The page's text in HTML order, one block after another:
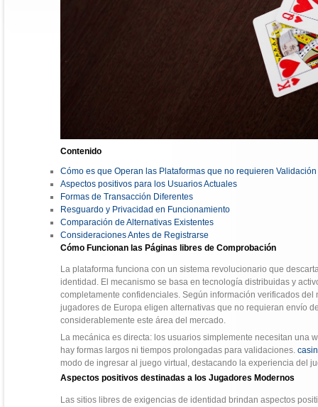
Contenido
Cómo es que Operan las Plataformas que no requieren Validación
Aspectos positivos para los Usuarios Actuales
Formas de Transacción Diferentes
Resguardo y Privacidad en Funcionamiento
Comparación de Alternativas Existentes
Consideraciones Antes de Registrarse
Cómo Funcionan las Páginas libres de Comprobación
La plataforma funciona con un sistema revolucionario que
identidad. El mecanismo se basa en tecnología distribuidas y
completamente confidenciales. Según información verificados
jugadores de Europa eligen alternativas que no requieran envío
considerablemente este área del mercado.
La mecánica es directa: los usuarios simplemente necesitan una
hay formas largos ni tiempos prolongadas para validaciones.
modo de ingresar al juego virtual, destacando la experiencia del
Aspectos positivos destinadas a los Jugadores Modernos
Las sitios libres de exigencias de identidad brindan aspectos